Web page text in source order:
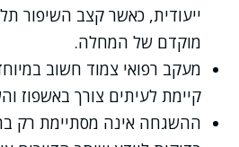
ייעודית, כאשר קצב השיפור
מוקדם של המחלה.
מעקב רפואי צמוד חשוב
קיימת לעיתים צורך באשפוז
ההשגחה אינה מסתיימת רק